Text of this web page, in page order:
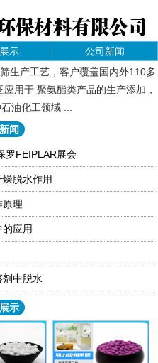
示
公司新闻
产工艺，客户覆盖国内外110多
用于 聚氨酯类产品的生产添加，
油化工领域 ...
闻
罗FEIPLAR展会
脱水作用
原理
应用
中脱水
示